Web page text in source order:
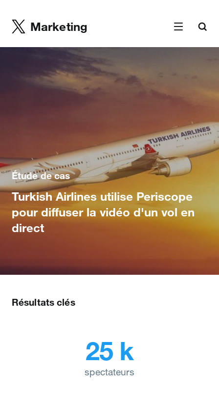
Marketing
Étude de cas
Turkish Airlines utilise Periscope
pour diffuser la vidéo d'un vol en
direct
Résultats clés
25 k
spectateurs